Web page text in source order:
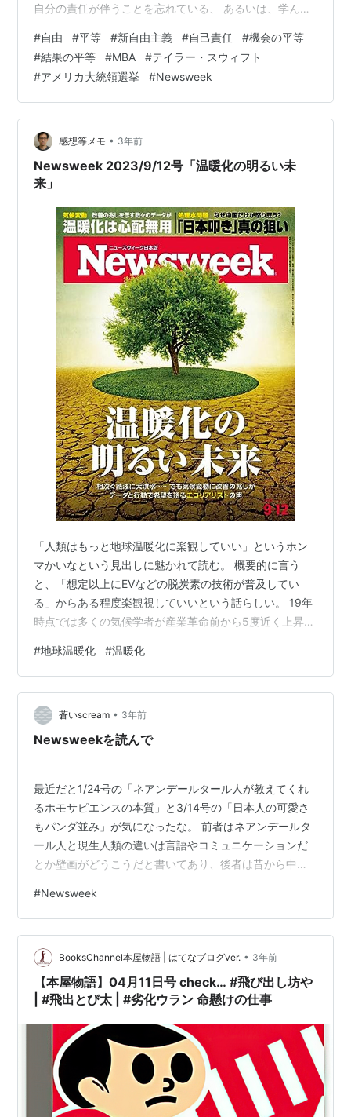
自分の責任が伴うことを忘れている、 あるいは、学んで
の流れで、 たとえばMBA流経営などがもてはやされた挙
げ句、 日本では、大半、失敗して、 その後、新自由主義
も行き詰まった、 そうしたことでの反動もあったのでし
ょう。 あたかも、「自己責任」という言葉が、禁止用語
のようにみなされたのです。 しかし、平等というのは、
この場合、機会の平等であ…
#自由 #平等 #新自由主義 #自己責任 #機会の平等
#結果の平等 #MBA #テイラー・スウィフト
#アメリカ大統領選挙 #Newsweek
感想等メモ • 3年前
Newsweek 2023/9/12号「温暖化の明るい未
来」
「人類はもっと地球温暖化に楽観していい」というホン
マかいなという見出しに魅かれて読む。 概要的に言う
と、「想定以上にEVなどの脱炭素の技術が普及してい
る」からある程度楽観視していいという話らしい。 19年
時点では多くの気候学者が産業革命前から5度近く上昇
グリーンエネルギーの使用が飛躍的に増加したので上昇
幅は薬2.5～3度程度になるらしい。 オックスフォード大
学のアワ・ワールド・イン・データ（世界の変化をデー
タで読み解くウェブサイト）主任研究員のハナ・リッチ
ー氏は著書の「世界の終わりではない」で「温室効果ガ
#地球温暖化 #温暖化
蒼いscream • 3年前
Newsweekを読んで
最近だと1/24号の「ネアンデールタール人が教えてくれ
るホモサピエンスの本質」と3/14号の「日本人の可愛さ
もパンダ並み」が気になったな。 前者はネアンデールタ
ール人と現生人類の違いは言語やコミュニケーションだ
とか壁画がどうこうだと書いてあり、後者は昔から中国
てもらうよね、という話だ。 Newsweekを読むと色々な
ことが学べるし安いからオススメだ。
#Newsweek
BooksChannel本屋物語 | はてなブログver. • 3年前
【本屋物語】04月11日号 check… #飛び出し坊や
| #飛出とび太 | #劣化ウラン 命懸けの仕事